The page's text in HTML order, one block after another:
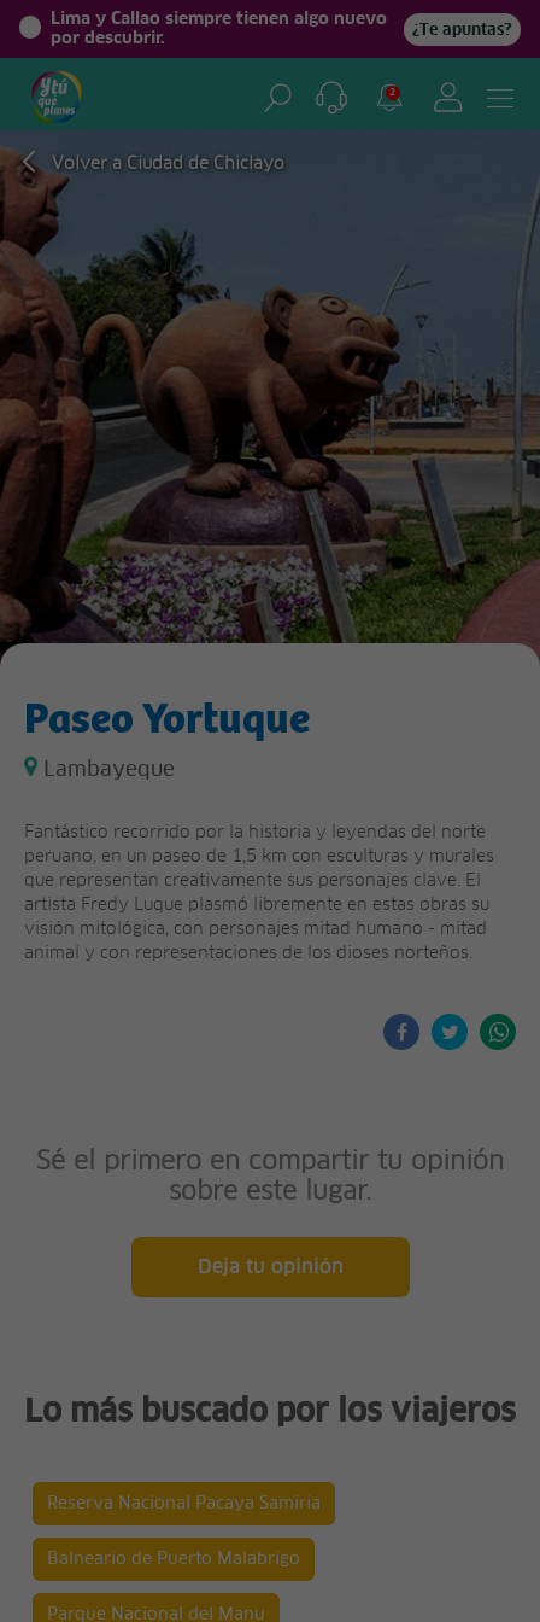
Lima y Callao siempre tienen algo nuevo
por descubrir.
¿Te apuntas?
2
Volver a Ciudad de Chiclayo
Paseo Yortuque
Lambayeque
Fantástico recorrido por la historia y leyendas del norte
peruano, en un paseo de 1,5 km con esculturas y murales
que representan creativamente sus personajes clave. El
artista Fredy Luque plasmó libremente en estas obras su
visión mitológica, con personajes mitad humano - mitad
animal y con representaciones de los dioses norteños.
Sé el primero en compartir tu opinión
sobre este lugar.
Deja tu opinión
Lo más buscado por los viajeros
Reserva Nacional Pacaya Samiria
Balneario de Puerto Malabrigo
Parque Nacional del Manu